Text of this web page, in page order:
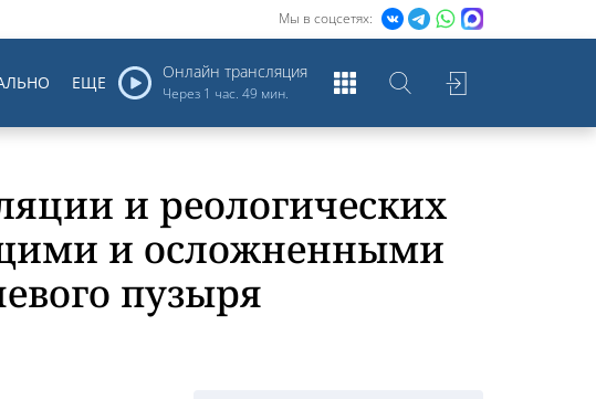
Мы в соцсетях:
Онлайн трансляция
Через 1 час. 49 мин.
ЕЩЕ
и реологических
и осложненными
пузыря